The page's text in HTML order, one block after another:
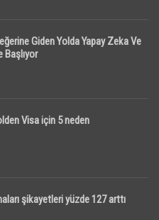
Giden Yolda Yapay Zeka Ve
Başlıyor
Visa için 5 neden
şikayetleri yüzde 127 arttı